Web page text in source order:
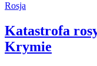
Rosja
Katastrofa
Krymie